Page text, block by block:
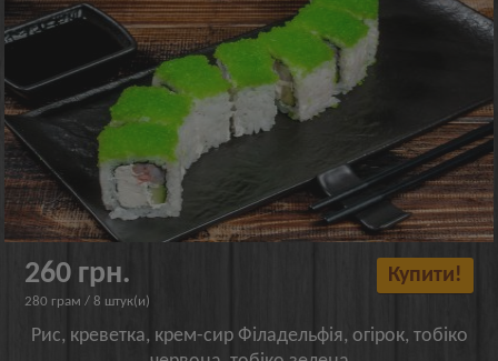
260 грн.
280 грам / 8 штук(и)
Купити!
Рис, креветка, крем-сир Філадельфія, огірок, тобіко